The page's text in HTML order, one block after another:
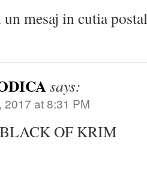
mesaj in cutia
says:
2017 at 8:31 PM
OF KRIM